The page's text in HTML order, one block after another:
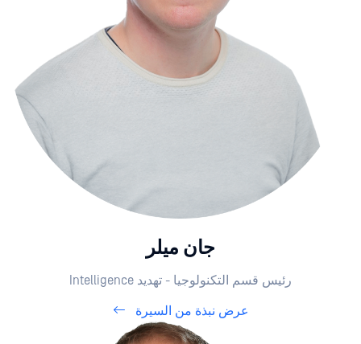
جان ميلر
رئيس قسم التكنولوجيا - تهديد Intelligence
عرض نبذة من السيرة